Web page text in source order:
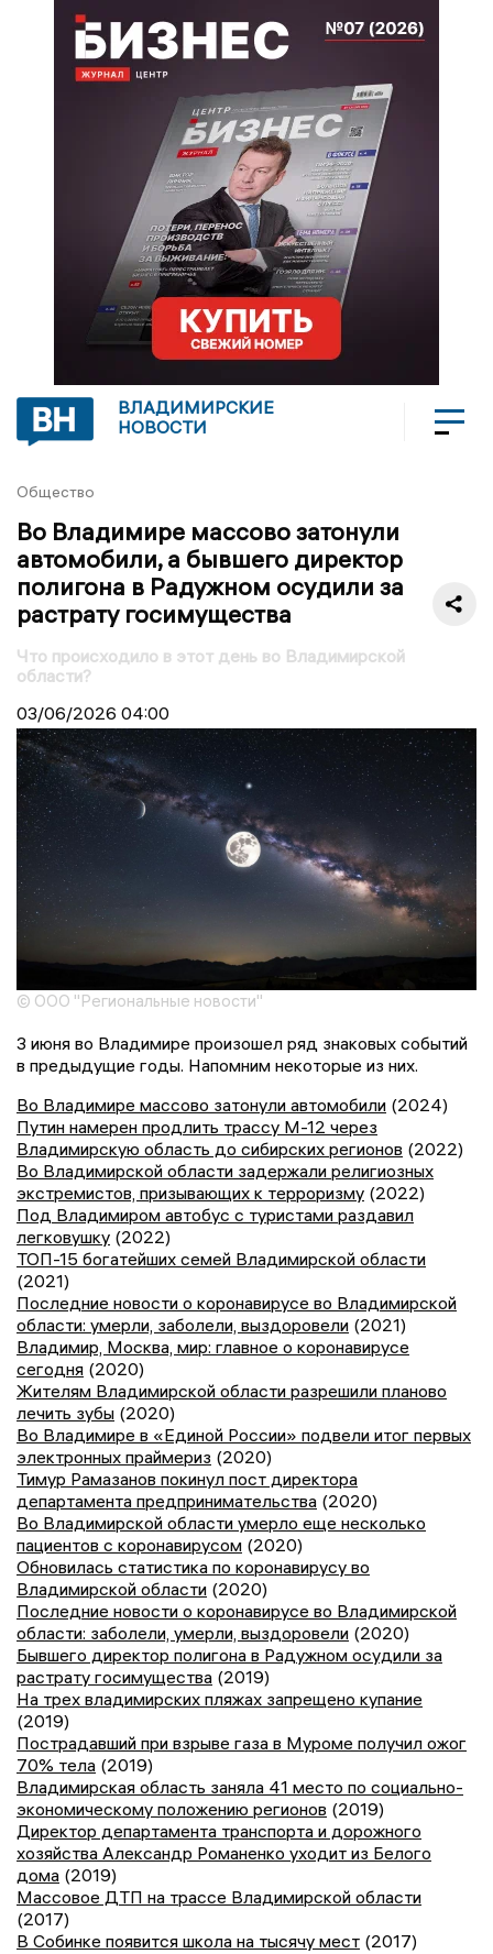
ВЛАДИМИРСКИЕ
НОВОСТИ
Общество
Во Владимире массово затонули
автомобили, а бывшего директор
полигона в Радужном осудили за
растрату госимущества
Что происходило в этот день во Владимирской
области?
03/06/2026 04:00
© ООО "Региональные новости"
3 июня во Владимире произошел ряд знаковых событий
в предыдущие годы. Напомним некоторые из них.
Во Владимире массово затонули автомобили (2024)
Путин намерен продлить трассу М-12 через
Владимирскую область до сибирских регионов (2022)
Во Владимирской области задержали религиозных
экстремистов, призывающих к терроризму (2022)
Под Владимиром автобус с туристами раздавил
легковушку (2022)
ТОП-15 богатейших семей Владимирской области
(2021)
Последние новости о коронавирусе во Владимирской
области: умерли, заболели, выздоровели (2021)
Владимир, Москва, мир: главное о коронавирусе
сегодня (2020)
Жителям Владимирской области разрешили планово
лечить зубы (2020)
Во Владимире в «Единой России» подвели итог первых
электронных праймериз (2020)
Тимур Рамазанов покинул пост директора
департамента предпринимательства (2020)
Во Владимирской области умерло еще несколько
пациентов с коронавирусом (2020)
Обновилась статистика по коронавирусу во
Владимирской области (2020)
Последние новости о коронавирусе во Владимирской
области: заболели, умерли, выздоровели (2020)
Бывшего директор полигона в Радужном осудили за
растрату госимущества (2019)
На трех владимирских пляжах запрещено купание
(2019)
Пострадавший при взрыве газа в Муроме получил ожог
70% тела (2019)
Владимирская область заняла 41 место по социально-
экономическому положению регионов (2019)
Директор департамента транспорта и дорожного
хозяйства Александр Романенко уходит из Белого
дома (2019)
Массовое ДТП на трассе Владимирской области
(2017)
В Собинке появится школа на тысячу мест (2017)